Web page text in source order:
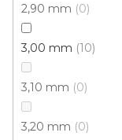
2,90 mm 0
3,00 mm 10
3,10 mm 0
3,20 mm 0
497 Kč / m2
2 m